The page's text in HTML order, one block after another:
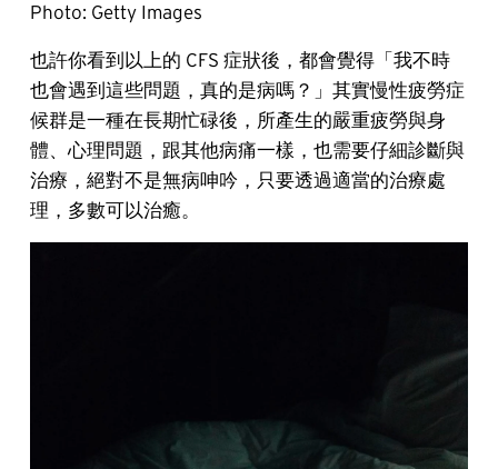
Photo: Getty Images
也許你看到以上的 CFS 症狀後，都會覺得「我不時
也會遇到這些問題，真的是病嗎？」其實慢性疲勞症
候群是一種在長期忙碌後，所產生的嚴重疲勞與身
體、心理問題，跟其他病痛一樣，也需要仔細診斷與
治療，絕對不是無病呻吟，只要透過適當的治療處
理，多數可以治癒。